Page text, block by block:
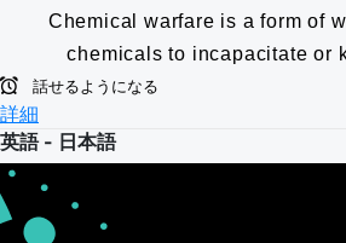
Chemical warfare is a form of
chemicals to incapacitate or
話せるようになる
詳細
英語 - 日本語